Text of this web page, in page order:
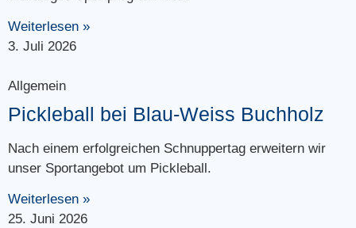
Weiterlesen »
3. Juli 2026
Allgemein
Pickleball bei Blau-Weiss Buchholz
Nach einem erfolgreichen Schnuppertag erweitern wir
unser Sportangebot um Pickleball.
Weiterlesen »
25. Juni 2026